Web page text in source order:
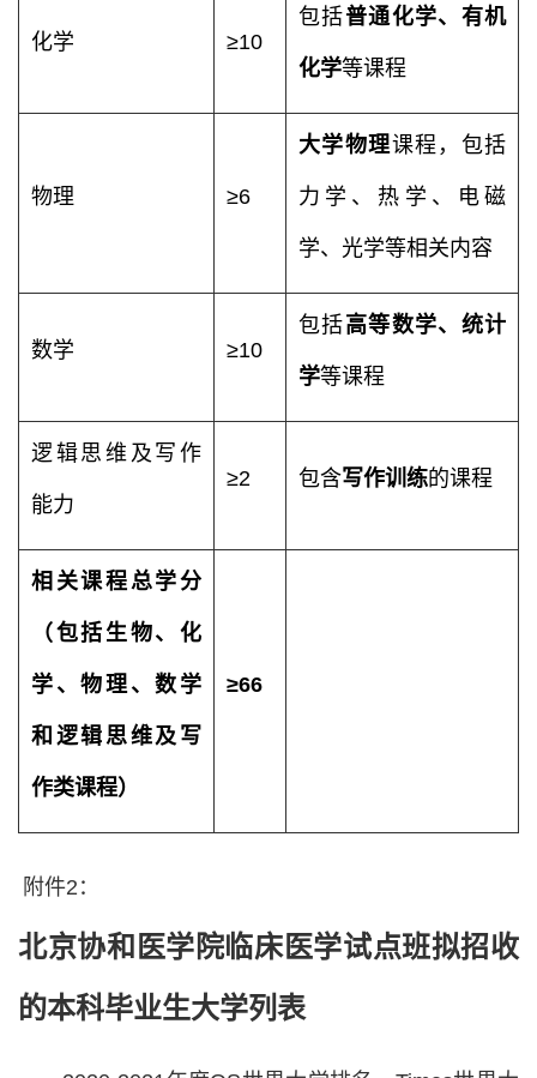
化学 ≥10
包括普通化学、有机
化学等课程
物理 ≥6
大学物理课程，包括
力学、热学、电磁
学、光学等相关内容
数学 ≥10
包括高等数学、统计
学等课程
逻辑思维及写作
能力
≥2 包含写作训练的课程
相关课程总学分
（包括生物、化
学、物理、数学
和逻辑思维及写
作类课程）
≥66
附件2：
北京协和医学院临床医学试点班拟招收
的本科毕业生大学列表